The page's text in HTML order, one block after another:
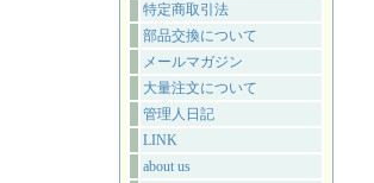
特定商取引法
部品交換について
メールマガジン
大量注文について
管理人日記
LINK
about us